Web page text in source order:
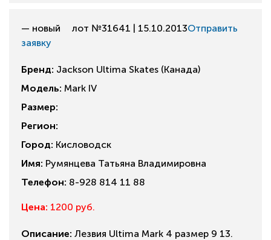
— новый лот №31641 | 15.10.2013Отправить
заявку
Бренд: Jackson Ultima Skates (Канада)
Модель: Mark IV
Размер:
Регион:
Город: Кисловодск
Имя: Румянцева Татьяна Владимировна
Телефон: 8-928 814 11 88
Цена: 1200 руб.
Описание: Лезвия Ultima Mark 4 размер 9 13.